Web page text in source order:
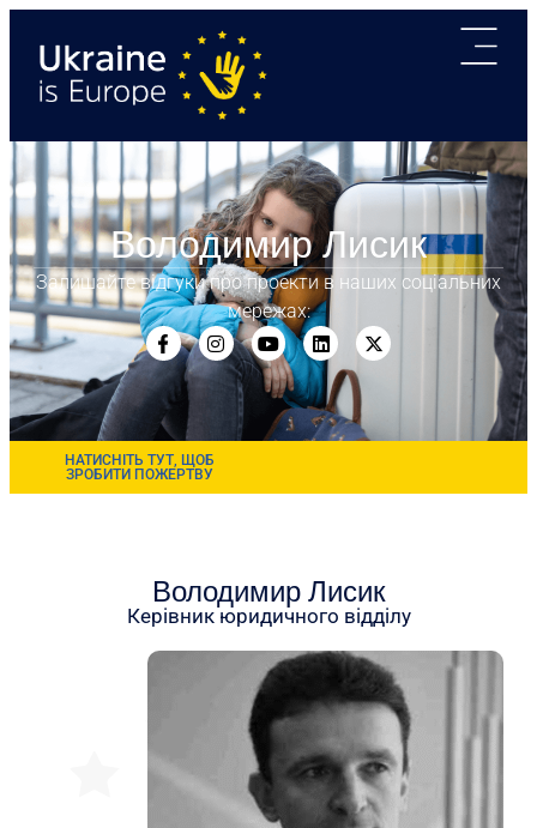
Володимир Лисик
Залишайте відгуки про проекти в наших соціальних
мережах:
НАТИСНІТЬ ТУТ, ЩОБ
ЗРОБИТИ ПОЖЕРТВУ
Володимир Лисик
Керівник юридичного відділу